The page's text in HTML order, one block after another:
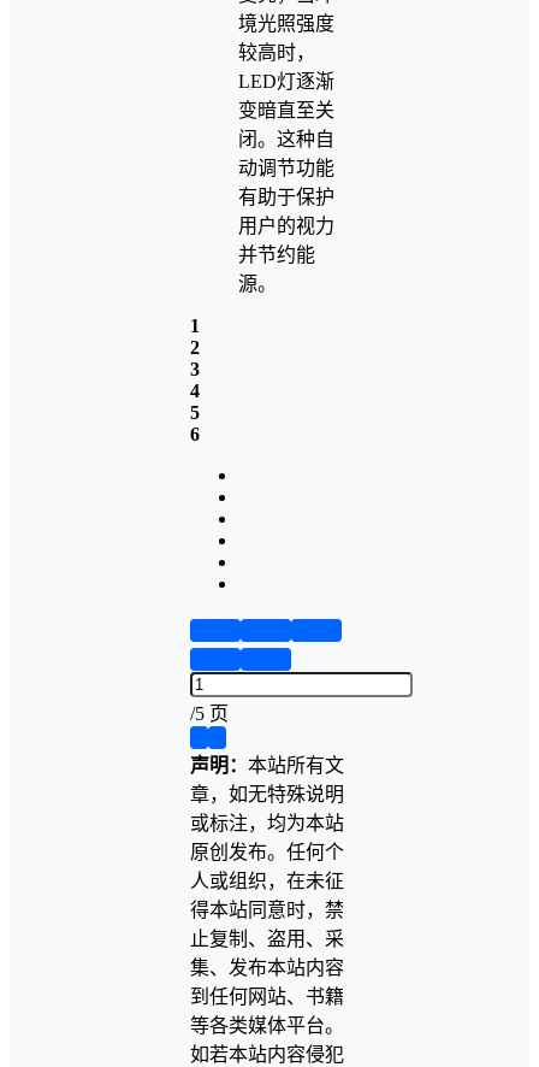
境光照强度
较高时，
LED灯逐渐
变暗直至关
闭。这种自
动调节功能
有助于保护
用户的视力
并节约能
源。
1
2
3
4
5
6
/5 页
声明： 本站所有文
章，如无特殊说明
或标注，均为本站
原创发布。任何个
人或组织，在未征
得本站同意时，禁
止复制、盗用、采
集、发布本站内容
到任何网站、书籍
等各类媒体平台。
如若本站内容侵犯